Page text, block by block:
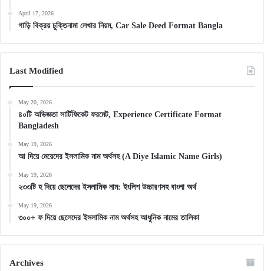
April 17, 2026
গাড়ি বিক্রয় চুক্তিনামা লেখার নিয়ম, Car Sale Deed Format Bangla
Last Modified
May 20, 2026
৪০টি অভিজ্ঞতা সার্টিফিকেট ফরমেট, Experience Certificate Format
Bangladesh
May 19, 2026
আ দিয়ে মেয়েদের ইসলামিক নাম অর্থসহ (A Diye Islamic Name Girls)
May 19, 2026
২৩৩টি হ দিয়ে ছেলেদের ইসলামিক নাম: ইংলিশ উচ্চারণসহ বাংলা অর্থ
May 19, 2026
৩০০+ ফ দিয়ে ছেলেদের ইসলামিক নাম অর্থসহ আধুনিক নামের তালিকা
Archives